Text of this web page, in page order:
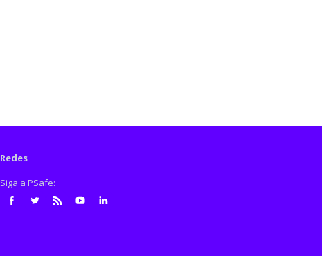
Redes
Siga a PSafe: